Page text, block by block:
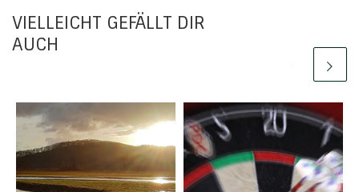
VIELLEICHT GEFÄLLT DIR
AUCH